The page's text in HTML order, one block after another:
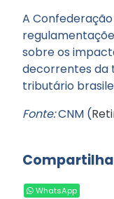
A
sobre os
decorrentes da
tributário
Fonte:CNM (
WhatsApp